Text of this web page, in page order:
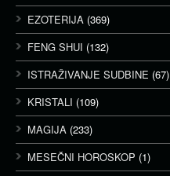
EZOTERIJA (369)
FENG SHUI (132)
ISTRAŽIVANJE SUDBINE (67)
KRISTALI (109)
MAGIJA (233)
MESEČNI HOROSKOP (1)